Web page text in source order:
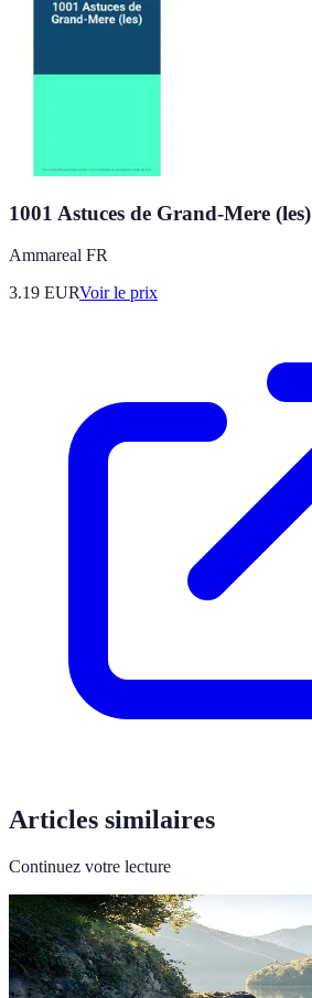
1001 Astuces de Grand-Mere (les)
Ammareal FR
3.19 EURVoir le prix
Articles similaires
Continuez votre lecture